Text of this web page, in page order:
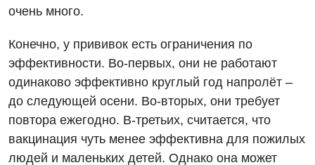
Маммология
Медицинская психология
Неврология
Нейрохирургия
Онкологическое отделение
Ортопедия и травматология
очень много.
Конечно, у прививок есть ограничения по
эффективности. Во-первых, они не работают
одинаково эффективно круглый год напролёт –
до следующей осени. Во-вторых, они требует
повтора ежегодно. В-третьих, считается, что
вакцинация чуть менее эффективна для пожилых
людей и маленьких детей. Однако она может